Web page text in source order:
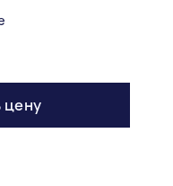
цену